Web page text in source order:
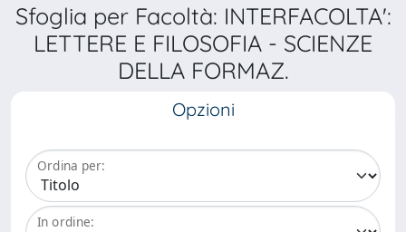
Sfoglia per Facoltà: INTERFACOLTA':
LETTERE E FILOSOFIA - SCIENZE
DELLA FORMAZ.
Opzioni
Ordina per:
In ordine: